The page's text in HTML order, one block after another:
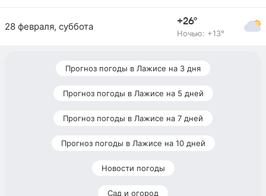
28 февраля, суббота +26°
Ночью: +13°
Прогноз погоды в Лажисе на 3 дня
Прогноз погоды в Лажисе на 5 дней
Прогноз погоды в Лажисе на 7 дней
Прогноз погоды в Лажисе на 10 дней
Новости погоды
Сад и огород